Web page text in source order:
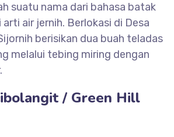
suatu nama dari bahasa batak
air jernih. Berlokasi di Desa
berisikan dua buah teladas
melalui tebing miring dengan
/ Green Hill